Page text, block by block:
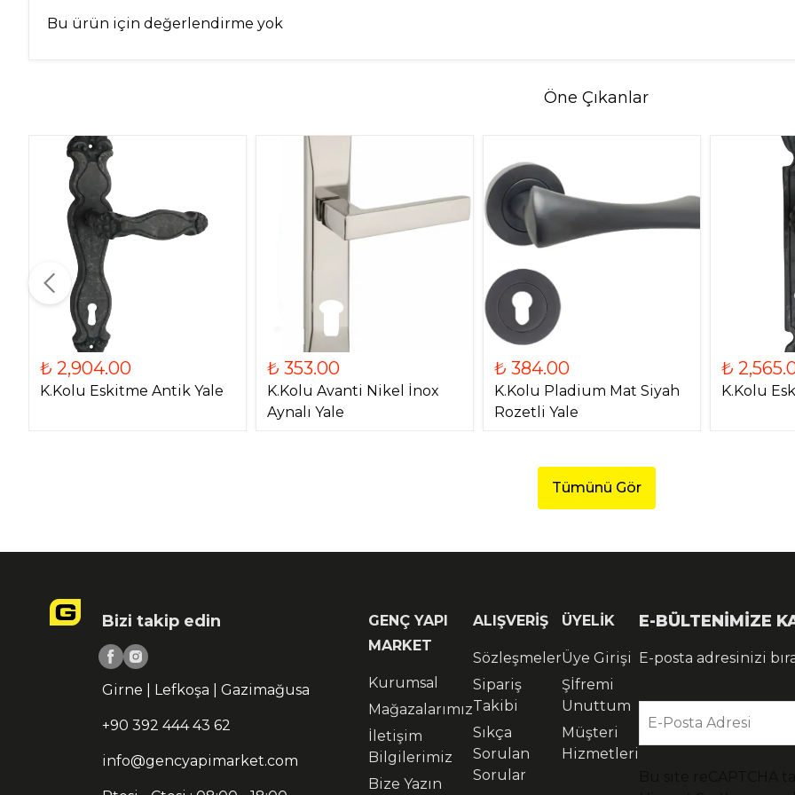
Bu ürün için değerlendirme yok
Öne Çıkanlar
₺ 2,904.00
K.Kolu Eskitme Antik Yale
₺ 353.00
K.Kolu Avanti Nikel İnox
Aynalı Yale
₺ 384.00
K.Kolu Pladium Mat Siyah
Rozetli Yale
₺
K.Kolu
Tümünü Gör
Bizi takip edin
Girne | Lefkoşa | Gazimağusa
+90 392 444 43 62
info@gencyapimarket.com
GENÇ YAPI
MARKET
Kurumsal
Mağazalarımız
İletişim
Bilgilerimiz
Bize Yazın
ALIŞVERİŞ
Sözleşmeler
Sipariş
Takibi
Sıkça
Sorulan
Sorular
ÜYELİK
Üye Girişi
Şİfremi
Unuttum
Müşteri
Hizmetleri
E-BÜLTENİMİZE
E-posta adresinizi
E-Posta Adresi